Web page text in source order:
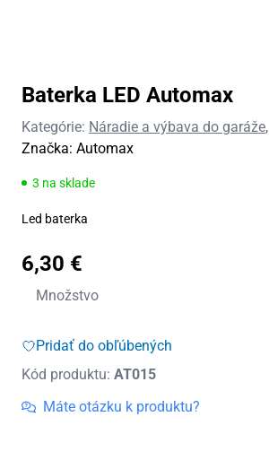
Baterka LED Automax
Kategórie: Náradie a výbava do garáže,
Značka: Automax
3 na sklade
Led baterka
6,30 €
Množstvo
množstvo
LEDPridať do obľúbených
Kód produktu: AT015
Máte otázku k produktu?